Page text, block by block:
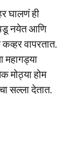
घालणं ही
नयेत आणि
वापरतात.
महागड्या
होम
सल्ला देतात.